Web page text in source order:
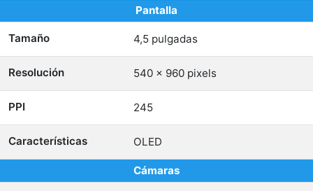
Pantalla
Tamaño 4,5 pulgadas
Resolución 540 x 960 pixels
PPI 245
Características OLED
Cámaras